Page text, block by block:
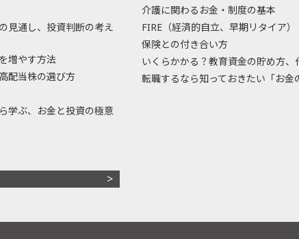
見通し、投資判断の考え
増やす方法
配当株の選び方
学ぶ、お金と投資の極意
介護に関わるお金・制度の基本
FIRE（経済的自立、早期リタイア）
保険との付き合い方
いくらかかる？教育資金の貯め方、
転職するなら知っておきたい「お金